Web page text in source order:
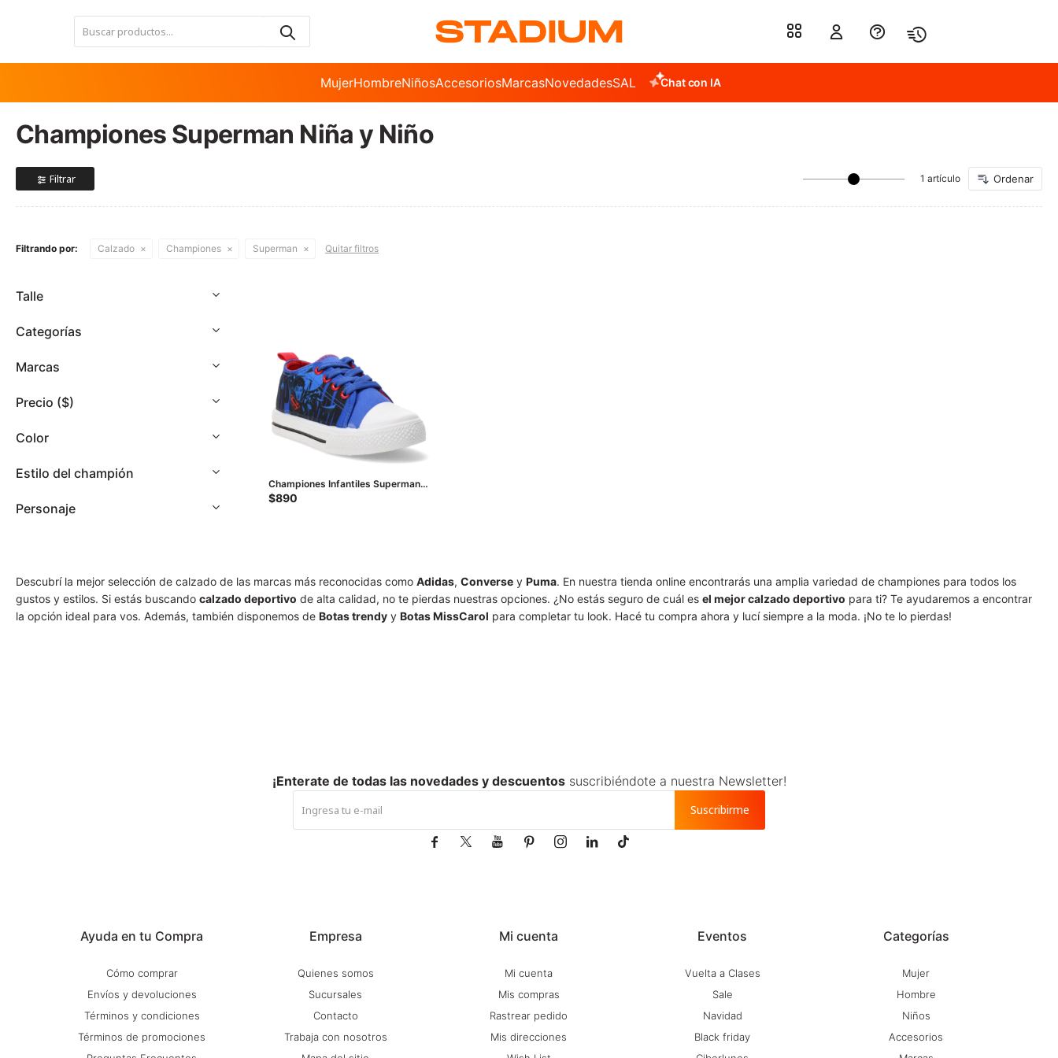
web
accesibilidad.
Presione
Control-
personas
discapacidad
que
usando
lector
pantalla;
para
abrir
MujerHombreNiñosAccesoriosMarcasNovedadesSALE Chat con IA
Championes Superman Niña y Niño
1 artículo
Filtrando por: Calzado Championes Superman Quitar filtros
Championes Infantiles Superman
SUPERMAN Lona - Azul - Negro -
$890
Talle
Categorías
Marcas
Precio ($)
Color
Estilo del champión
Personaje
Descubrí la mejor selección de calzado de las marcas más reconocidas como Adidas, Converse y Puma. En nuestra tienda online encontrarás una amplia variedad de championes para todos los
gustos y estilos. Si estás buscando calzado deportivo de alta calidad, no te pierdas nuestras opciones. ¿No estás seguro de cuál es el mejor calzado deportivo para ti? Te ayudaremos a encontrar
la opción ideal para vos. Además, también disponemos de Botas trendy y Botas MissCarol para completar tu look. Hacé tu compra ahora y lucí siempre a la moda. ¡No te lo pierdas!
Ayuda en tu Compra
Cómo comprar
Envíos y devoluciones
Términos y condiciones
Términos de promociones
Empresa
Quienes somos
Sucursales
Contacto
Trabaja con nosotros
Mi cuenta
Mi cuenta
Mis compras
Rastrear pedido
Mis direcciones
Eventos
Vuelta a Clases
Sale
Navidad
Black friday
Categorías
Mujer
Hombre
Niños
Accesorios
¡Enterate de todas las novedades y descuentossuscribiéndote a nuestra Newsletter!
Suscribirme
      